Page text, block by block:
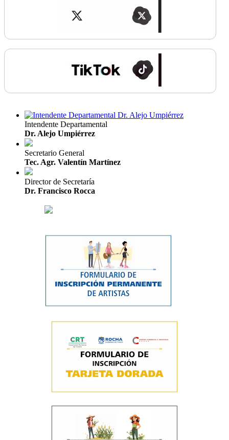
Intendente Departamental
Dr. Alejo Umpiérrez
Secretario General
Tec. Agr. Valentín Martínez
Director de Secretaría
Dr. Francisco Rocca